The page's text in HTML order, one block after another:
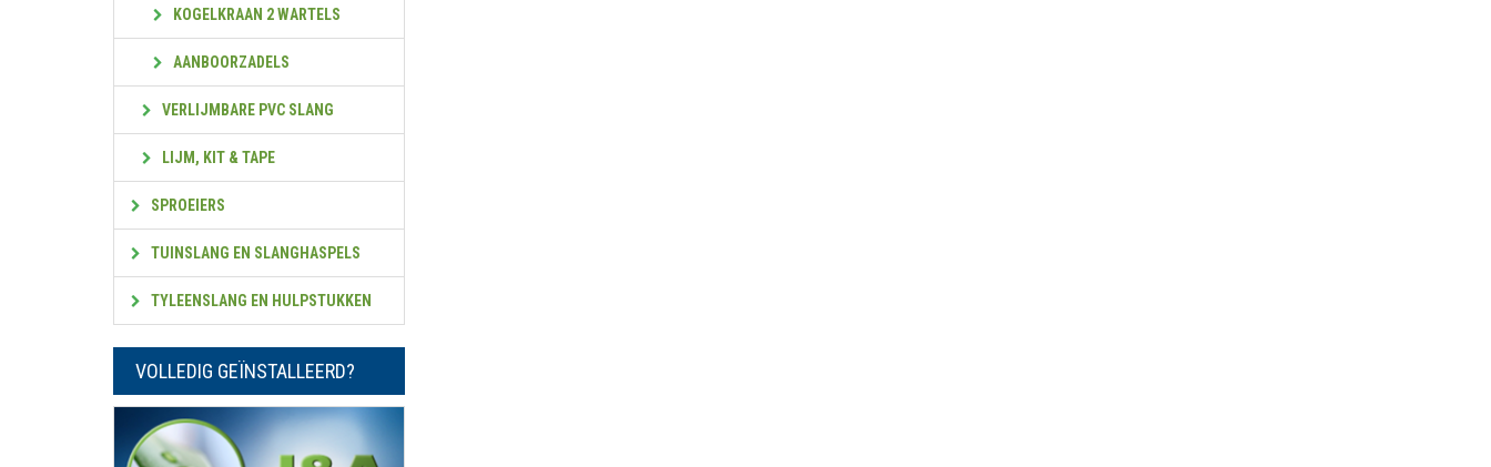
KOGELKRAAN 2 WARTELS
AANBOORZADELS
VERLIJMBARE PVC SLANG
LIJM, KIT & TAPE
SPROEIERS
TUINSLANG EN SLANGHASPELS
TYLEENSLANG EN HULPSTUKKEN
VOLLEDIG GEÏNSTALLEERD?